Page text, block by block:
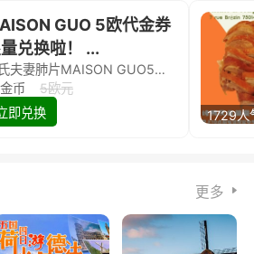
GUO 5欧代金券
兑换啦！ ...
郭氏夫妻肺片MAISON GUO5欧代金券限量兑换啦！
金币
5欧元
即兑换
1729人
更多